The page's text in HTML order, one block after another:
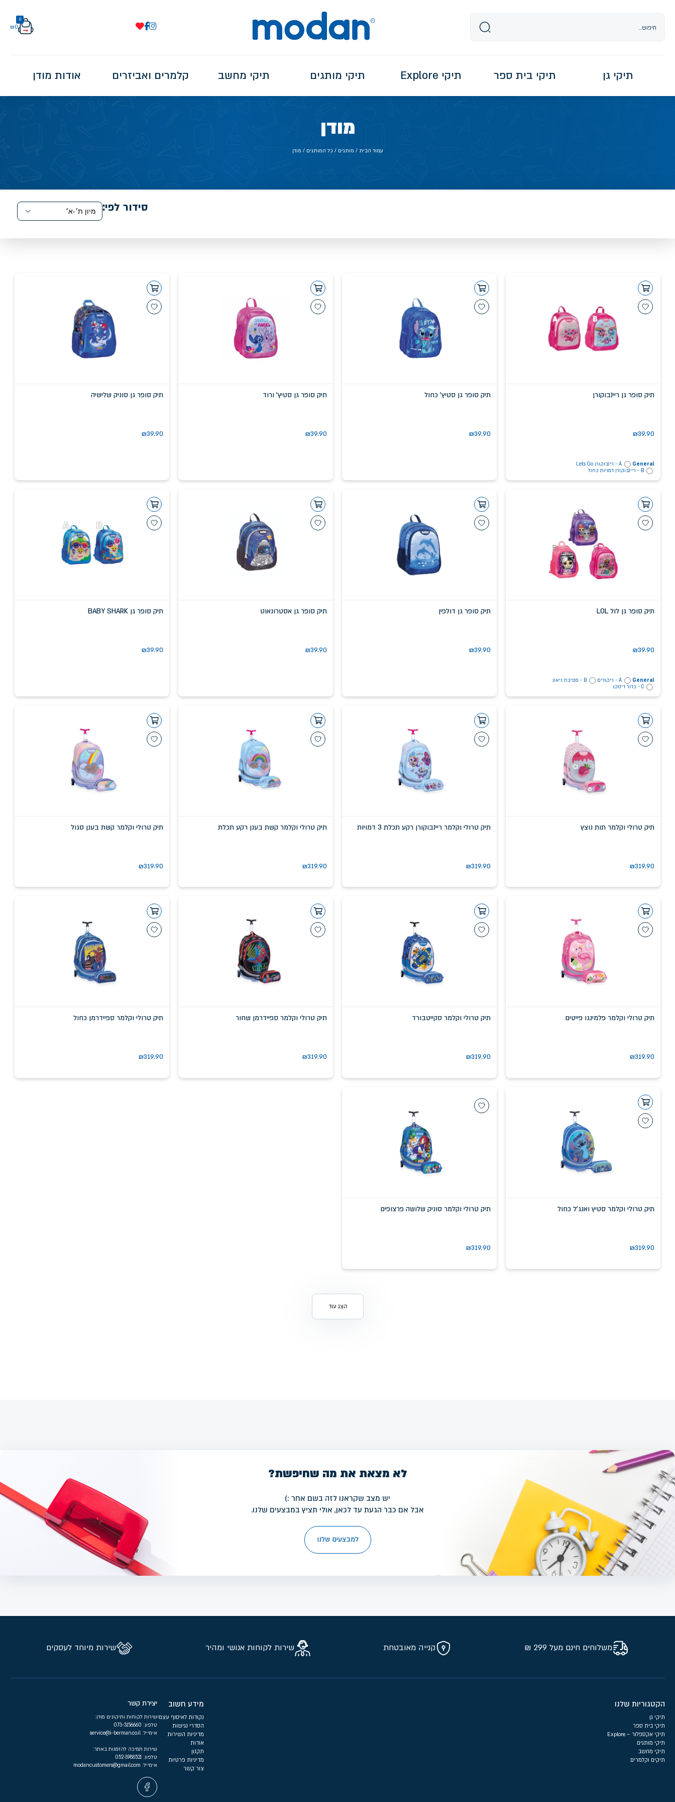
0
₪0
תיקי גן תיקי בית ספר תיקי Explore תיקי מותגים תיקי מחשב קלמרים ואביזרים אודות מודן
מודן
עמוד הבית / מותגים / כל המותגים / מודן
סידור לפי:
תיק סופר גן ריינבוקורן
₪39.90
General
A - רינבוקורן Lets Go
B - ריינבוקורן דמויות כחול
תיק סופר גן סטיץ' כחול
₪39.90
תיק סופר גן סטיץ' ורוד
₪39.90
תיק סופר גן סוניק שלישיה
₪39.90
תיק סופר גן לול LOL
₪39.90
General A - ריקודים
B - מסיבת ניאון
C - כדור דיסקו
תיק סופר גן דולפין
₪39.90
תיק סופר גן אסטרונאוט
₪39.90
תיק סופר גן BABY SHARK
₪39.90
תיק טרולי וקלמר תות נוצץ
₪319.90
תיק טרולי וקלמר ריינבוקורן רקע תכלת 3 דמויות
₪319.90
תיק טרולי וקלמר קשת בענן רקע תכלת
₪319.90
תיק טרולי וקלמר קשת בענן סגול
₪319.90
תיק טרולי וקלמר פלמינגו פייטים
₪319.90
תיק טרולי וקלמר סקייטבורד
₪319.90
תיק טרולי וקלמר ספיידרמן שחור
₪319.90
תיק טרולי וקלמר ספיידרמן כחול
₪319.90
תיק טרולי וקלמר סטיץ ואנג'ל כחול
₪319.90
תיק טרולי וקלמר סוניק שלושה פרצופים
₪319.90
הצג עוד
לא מצאת את מה שחיפשת?
יש מצב שקראנו לזה בשם אחר :)
אבל אם כבר הגעת עד לכאן, אולי תציץ במבצעים שלנו.
למבצעים שלנו
משלוחים חינם מעל 299 ₪ קנייה מאובטחת שירות לקוחות אנושי ומהיר שירות מיוחד לעסקים
הקטגוריות שלנו
תיקי גן
תיקי בית ספר
תיקי אקספלור – Explore
תיקי מותגים
תיקי מחשב
תיקים וקלמרים
מידע חשוב
נקודות לאיסוף עצמי
הסדרי נגישות
מדיניות השירות
אודות
תקנון
מדיניות פרטיות
צור קשר
יצירת קשר
שירות לקוחות ותיקונים מודן:
טלפון:
אימייל:
שירות תמיכה להזמנות באתר:
טלפון:
אימייל: